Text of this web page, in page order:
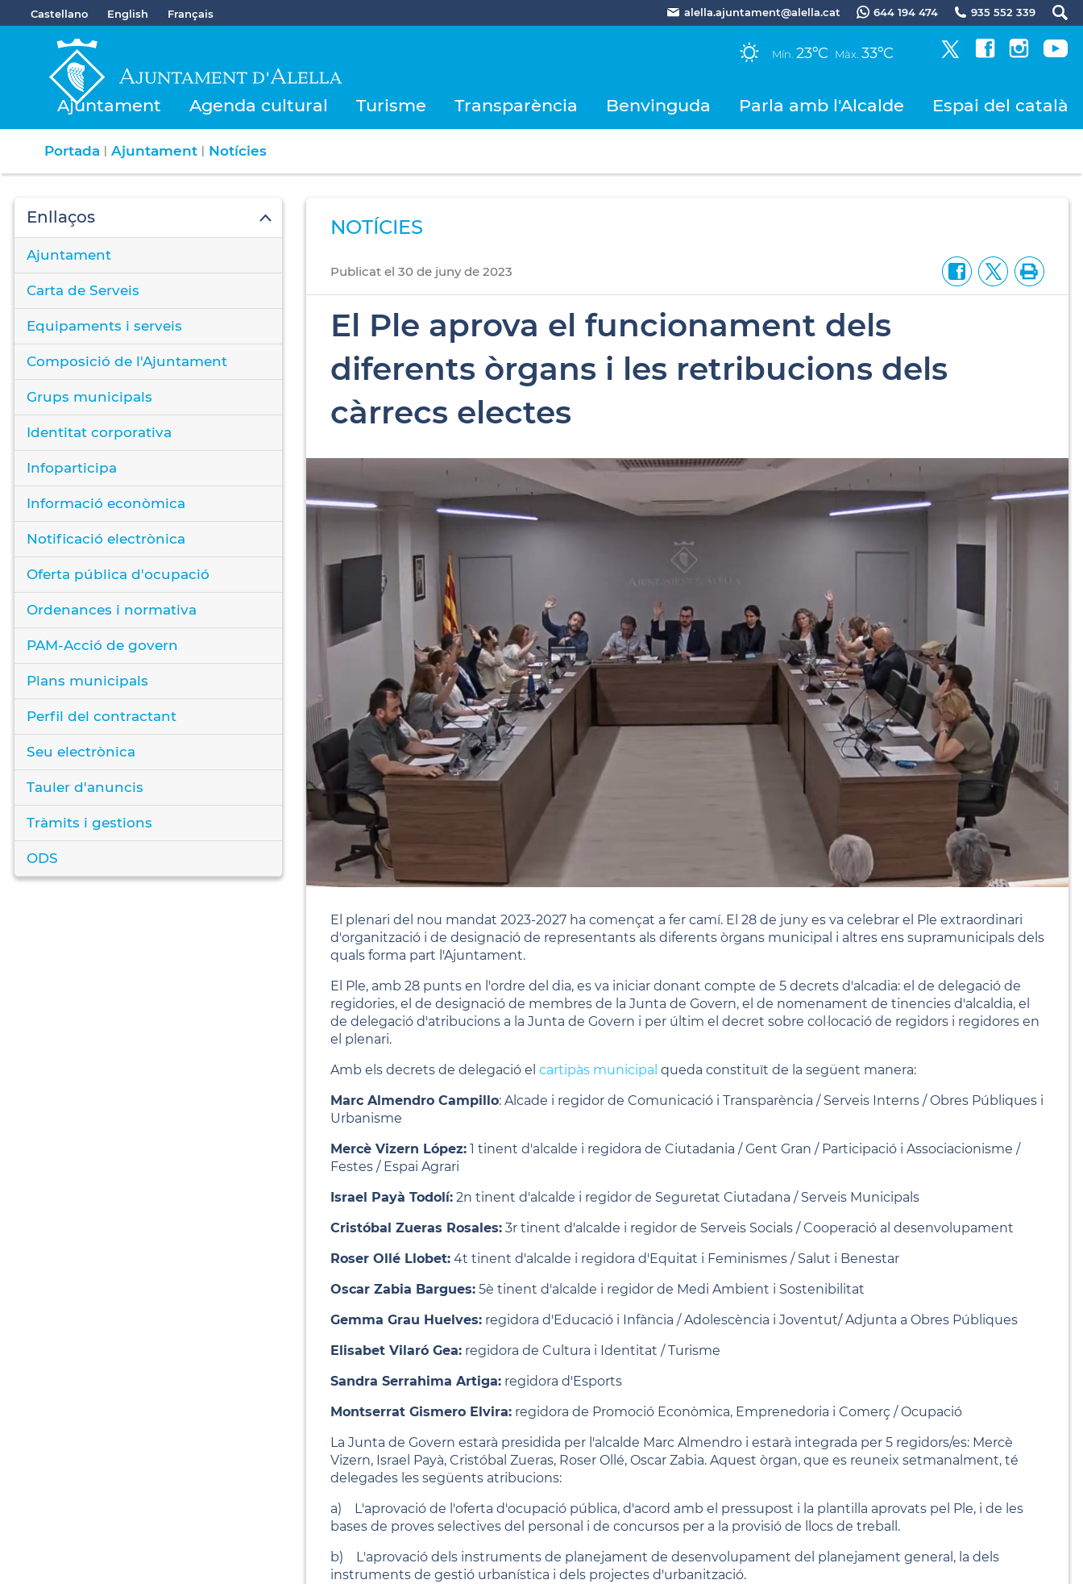
Castellano English Français alella.ajuntament@alella.cat 644 194 474 935 552 339
Mín. 23ºC Màx. 33ºC
Ajuntament Agenda cultural Turisme Transparència Benvinguda Parla amb l'Alcalde Espai del català
Portada | Ajuntament | Notícies
Enllaços
Ajuntament
Carta de Serveis
Equipaments i serveis
Composició de l'Ajuntament
Grups municipals
Identitat corporativa
Infoparticipa
Informació econòmica
Notificació electrònica
Oferta pública d'ocupació
Ordenances i normativa
PAM-Acció de govern
Plans municipals
Perfil del contractant
Seu electrònica
Tauler d'anuncis
Tràmits i gestions
ODS
NOTÍCIES
Publicat el 30 dejuny de2023
El Ple aprova el funcionament dels
diferents òrgans i les retribucions dels
càrrecs electes
El plenari del nou mandat 2023-2027 ha començat a fer camí. El 28 de juny es va celebrar el Ple extraordinari
d'organització i de designació de representants als diferents òrgans municipal i altres ens supramunicipals dels
quals forma part l'Ajuntament.
El Ple, amb 28 punts en l'ordre del dia, es va iniciar donant compte de 5 decrets d'alcadia: el de delegació de
regidories, el de designació de membres de la Junta de Govern, el de nomenament de tinencies d'alcaldia, el
de delegació d'atribucions a la Junta de Govern i per últim el decret sobre col·locació de regidors i regidores en
el plenari.
Amb els decrets de delegació el cartipàs municipal queda constituït de la següent manera:
Marc Almendro Campillo: Alcade i regidor de Comunicació i Transparència / Serveis Interns / Obres Públiques i
Urbanisme
Mercè Vizern López:1 tinent d'alcalde i regidora de Ciutadania / Gent Gran / Participació i Associacionisme /
Festes / Espai Agrari
Israel Payà Todolí:2n tinent d'alcalde i regidor de Seguretat Ciutadana / Serveis Municipals
Cristóbal Zueras Rosales:3r tinent d'alcalde i regidor de Serveis Socials / Cooperació al desenvolupament
Roser Ollé Llobet:4t tinent d'alcalde i regidora d'Equitat i Feminismes / Salut i Benestar
Oscar Zabia Bargues:5è tinent d'alcalde i regidor de Medi Ambient i Sostenibilitat
Gemma Grau Huelves:regidora d'Educació i Infància / Adolescència i Joventut/ Adjunta a Obres Públiques
Elisabet Vilaró Gea:regidora de Cultura i Identitat / Turisme
Sandra Serrahima Artiga:regidora d'Esports
Montserrat Gismero Elvira:regidora de Promoció Econòmica, Emprenedoria i Comerç / Ocupació
La Junta de Govern estarà presidida per l'alcalde Marc Almendro i estarà integrada per 5 regidors/es: Mercè
Vizern, Israel Payà, Cristóbal Zueras, Roser Ollé, Oscar Zabia. Aquest òrgan, que es reuneix setmanalment, té
delegades les següents atribucions:
a) L'aprovació de l'oferta d'ocupació pública, d'acord amb el pressupost i la plantilla aprovats pel Ple, i de les
bases de proves selectives del personal i de concursos per a la provisió de llocs de treball.
b) L'aprovació dels instruments de planejament de desenvolupament del planejament general, la dels
instruments de gestió urbanística i dels projectes d'urbanització.